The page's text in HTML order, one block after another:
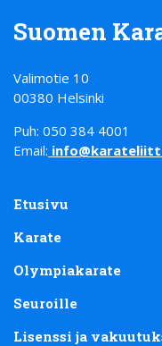
Suomen
Valimotie 10
00380 Helsinki
Puh: 050 384 4001
Email:
Etusivu
Karate
Olympiakarate
Seuroille
Lisenssi ja